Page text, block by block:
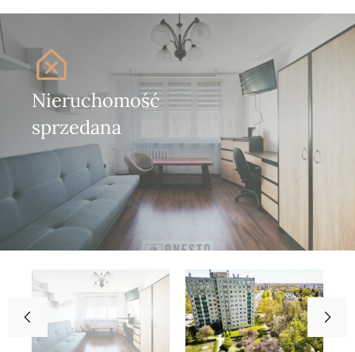
Nieruchomość
sprzedana
Nieruchomość
sprzedana
Nieruchomość
sprzedana
Nieruchomość
sprzedana
Nieruchomość
sprzedana
Nieruchomość
sprzedana
Nieruchomość
sprzedana
Nieruchomość
sprzedana